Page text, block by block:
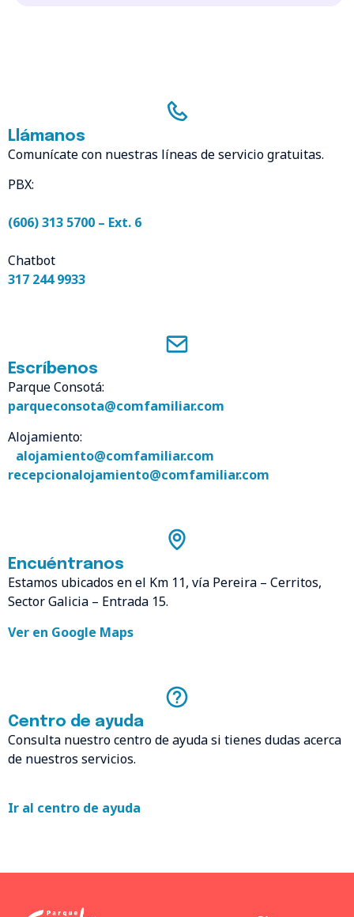
Llámanos
Comunícate con nuestras líneas de servicio gratuitas.
PBX:
(606) 313 5700 – Ext. 6
Chatbot
317 244 9933
Escríbenos
Parque Consotá:
parqueconsota@comfamiliar.com
Alojamiento:
alojamiento@comfamiliar.com
recepcionalojamiento@comfamiliar.com
Encuéntranos
Estamos ubicados en el Km 11, vía Pereira – Cerritos,
Sector Galicia – Entrada 15.
Ver en Google Maps
Centro de ayuda
Consulta nuestro centro de ayuda si tienes dudas acerca
de nuestros servicios.
Ir al centro de ayuda